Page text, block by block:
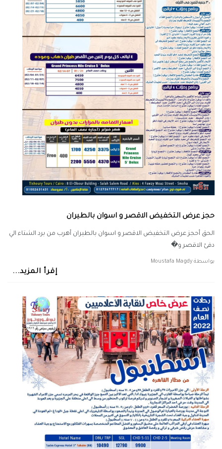
حجز عرض التخفيض الاقصر و اسوان بالطيران
الحق أحجز عرض التخفيض الاقصر و اسوان بالطيران أهرب من برد الشتاء الي
دفئ الاقصر و�
بواسطة Moustafa Magdy
إقرأ المزيد...